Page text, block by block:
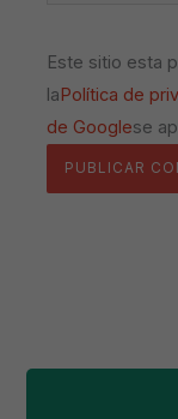
Este sitio esta
laPolítica de
de Googlese